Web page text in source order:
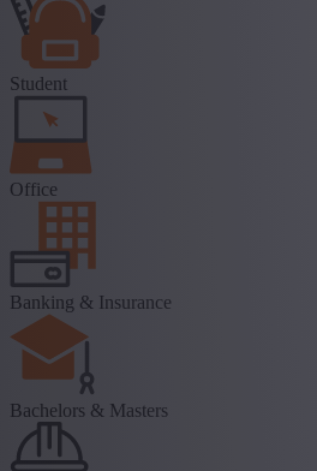
Student
Office
Banking & Insurance
Bachelors & Masters